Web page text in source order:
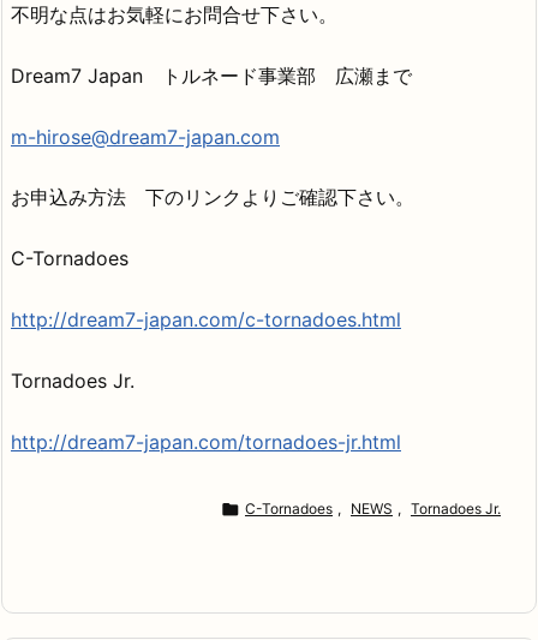
不明な点はお気軽にお問合せ下さい。
Dream7 Japan トルネード事業部 広瀬まで
m-hirose@dream7-japan.com
お申込み方法 下のリンクよりご確認下さい。
C-Tornadoes
http://dream7-japan.com/c-tornadoes.html
Tornadoes Jr.
http://dream7-japan.com/tornadoes-jr.html
 C-Tornadoes , NEWS , Tornadoes Jr.